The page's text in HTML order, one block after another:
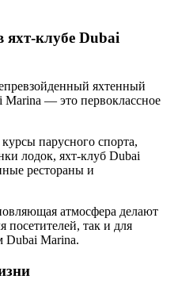
яхт-клубе Dubai
яхтенный
Marina — это первоклассное
парусного спорта,
лодок, яхт-клуб Dubai
рестораны и
атмосфера делают
так и для
Dubai Marina.